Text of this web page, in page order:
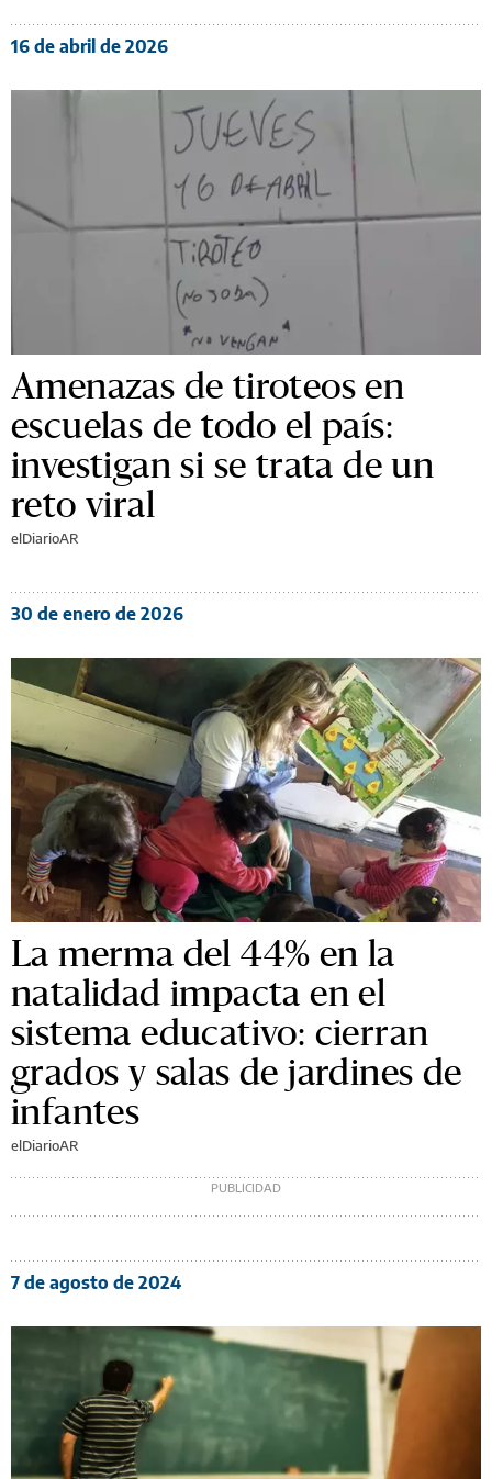
16 de abril de 2026
Amenazas de tiroteos en
escuelas de todo el país:
investigan si se trata de un
reto viral
elDiarioAR
30 de enero de 2026
La merma del 44% en la
natalidad impacta en el
sistema educativo: cierran
grados y salas de jardines de
infantes
elDiarioAR
7 de agosto de 2024